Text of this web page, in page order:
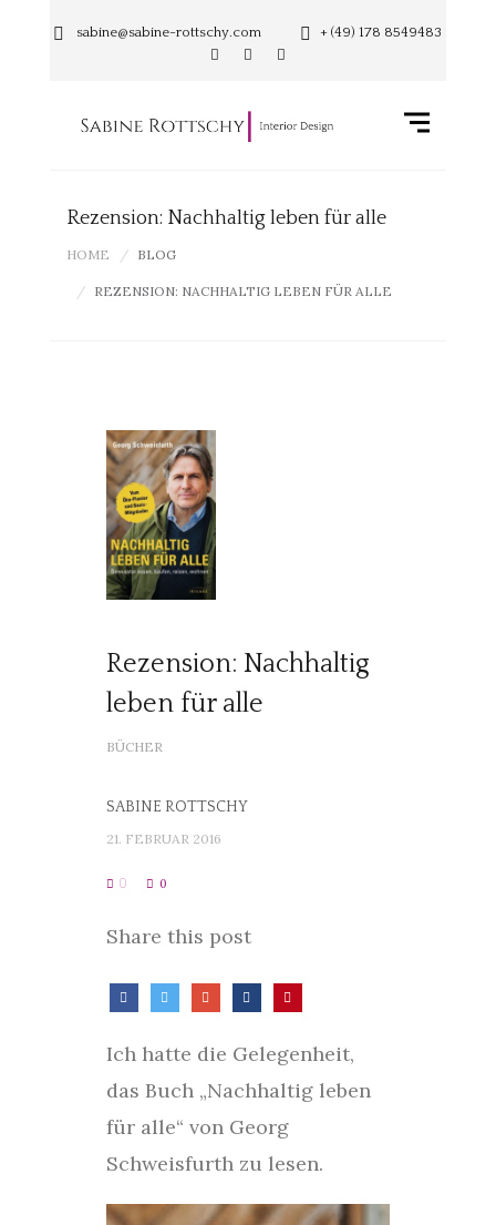
sabine@sabine-rottschy.com + (49) 178 8549483
Rezension: Nachhaltig leben für alle
HOME BLOG
REZENSION: NACHHALTIG LEBEN FÜR ALLE
Rezension: Nachhaltig
leben für alle
BÜCHER
SABINE ROTTSCHY
21. FEBRUAR 2016
0 0
Share this post
Ich hatte die Gelegenheit,
das Buch „Nachhaltig leben
für alle“ von Georg
Schweisfurth zu lesen.